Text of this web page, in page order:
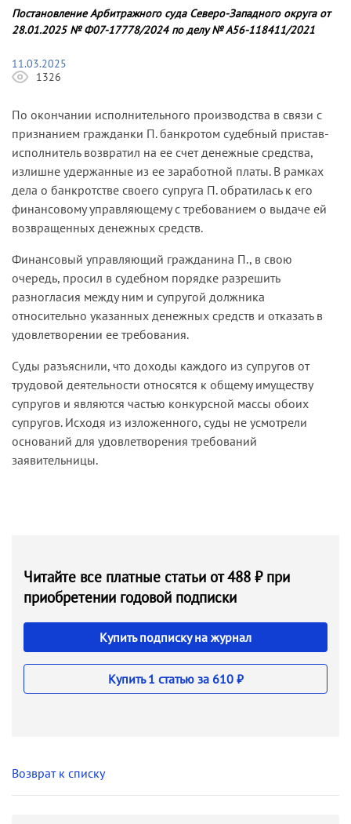
Постановление Арбитражного суда Северо-Западного округа от
28.01.2025 № Ф07-17778/2024 по делу № А56-118411/2021
11.03.2025
1326
По окончании исполнительного производства в связи с
признанием гражданки П. банкротом судебный пристав-
исполнитель возвратил на ее счет денежные средства,
излишне удержанные из ее заработной платы. В рамках
дела о банкротстве своего супруга П. обратилась к его
финансовому управляющему с требованием о выдаче ей
возвращенных денежных средств.
Финансовый управляющий гражданина П., в свою
очередь, просил в судебном порядке разрешить
разногласия между ним и супругой должника
относительно указанных денежных средств и отказать в
удовлетворении ее требования.
Суды разъяснили, что доходы каждого из супругов от
трудовой деятельности относятся к общему имуществу
супругов и являются частью конкурсной массы обоих
супругов. Исходя из изложенного, суды не усмотрели
оснований для удовлетворения требований
заявительницы.
Читайте все платные статьи от 488 ₽ при
приобретении годовой подписки
Купить подписку на журнал
Купить 1 статью за 610 ₽
Возврат к списку